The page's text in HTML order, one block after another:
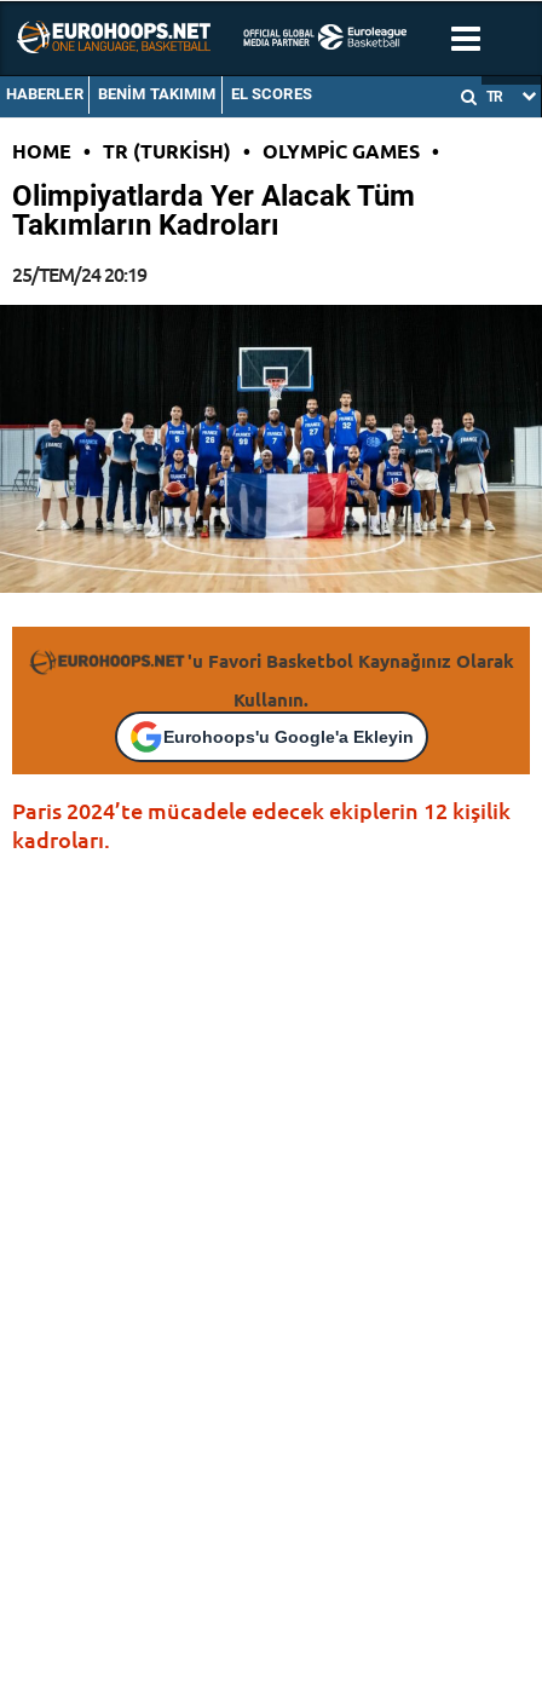
HABERLER BENIM TAKIMIM EL SCORES TR
HOME • TR (TURKISH) • OLYMPIC GAMES •
Olimpiyatlarda Yer Alacak Tüm
Takımların Kadroları
25/TEM/24 20:19
'u Favori Basketbol Kaynağınız Olarak
Kullanın.
Eurohoops'u Google'a Ekleyin
Paris 2024’te mücadele edecek ekiplerin 12 kişilik
kadroları.